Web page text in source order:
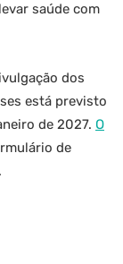
saúde com
dos
está previsto
de 2027. O
de
.